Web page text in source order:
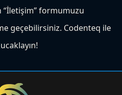
“İletişim” formumuzu
geçebilirsiniz. Codenteq ile